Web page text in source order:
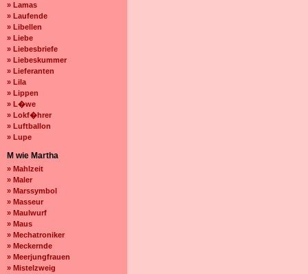
» Lamas
» Laufende
» Libellen
» Liebe
» Liebesbriefe
» Liebeskummer
» Lieferanten
» Lila
» Lippen
» L�we
» Lokf�hrer
» Luftballon
» Lupe
M wie Martha
» Mahlzeit
» Maler
» Marssymbol
» Masseur
» Maulwurf
» Maus
» Mechatroniker
» Meckernde
» Meerjungfrauen
» Mistelzweig